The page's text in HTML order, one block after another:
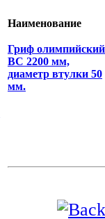
Наименование
Гриф олимпийский
ВС 2200 мм,
диаметр втулки 50
мм.